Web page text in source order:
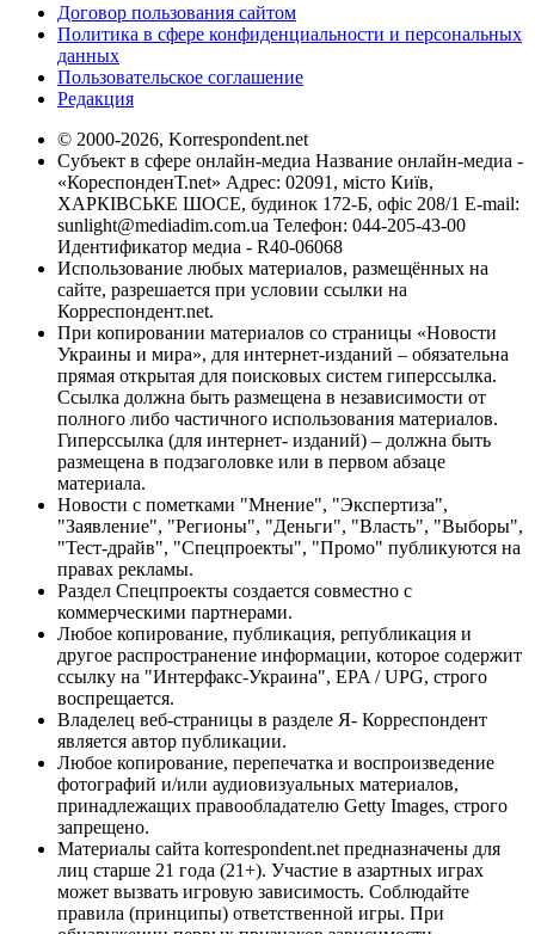
Договор пользования сайтом
Политика в сфере конфиденциальности и персональных
данных
Пользовательское соглашение
Редакция
© 2000-2026, Korrespondent.net
Субъект в сфере онлайн-медиа Название онлайн-медиа -
«КореспонденТ.net» Адрес: 02091, місто Київ,
ХАРКІВСЬКЕ ШОСЕ, будинок 172-Б, офіс 208/1 E-mail:
sunlight@mediadim.com.ua Телефон: 044-205-43-00
Идентификатор медиа - R40-06068
Использование любых материалов, размещённых на
сайте, разрешается при условии ссылки на
Корреспондент.net.
При копировании материалов со страницы «Новости
Украины и мира», для интернет-изданий – обязательна
прямая открытая для поисковых систем гиперссылка.
Ссылка должна быть размещена в независимости от
полного либо частичного использования материалов.
Гиперссылка (для интернет- изданий) – должна быть
размещена в подзаголовке или в первом абзаце
материала.
Новости с пометками "Мнение", "Экспертиза",
"Заявление", "Регионы", "Деньги", "Власть", "Выборы",
"Тест-драйв", "Спецпроекты", "Промо" публикуются на
правах рекламы.
Раздел Спецпроекты создается совместно с
коммерческими партнерами.
Любое копирование, публикация, републикация и
другое распространение информации, которое содержит
ссылку на "Интерфакс-Украина", EPA / UPG, строго
воспрещается.
Владелец веб-страницы в разделе Я- Корреспондент
является автор публикации.
Любое копирование, перепечатка и воспроизведение
фотографий и/или аудиовизуальных материалов,
принадлежащих правообладателю Getty Images, строго
запрещено.
Материалы сайта korrespondent.net предназначены для
лиц старше 21 года (21+). Участие в азартных играх
может вызвать игровую зависимость. Соблюдайте
правила (принципы) ответственной игры. При